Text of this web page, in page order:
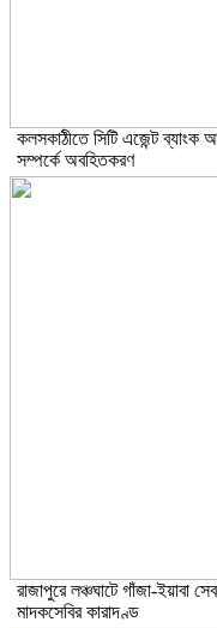
কলসকাঠীতে সিটি এজেন্ট ব্যাংক
সম্পর্কে অবহিতকরণ
রাজাপুরে লঞ্চঘাটে গাঁজা-ইয়াবা
মাদকসেবির কারাদণ্ড